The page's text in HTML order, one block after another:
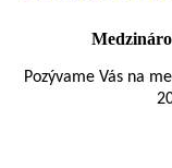
Pozývame Vás na